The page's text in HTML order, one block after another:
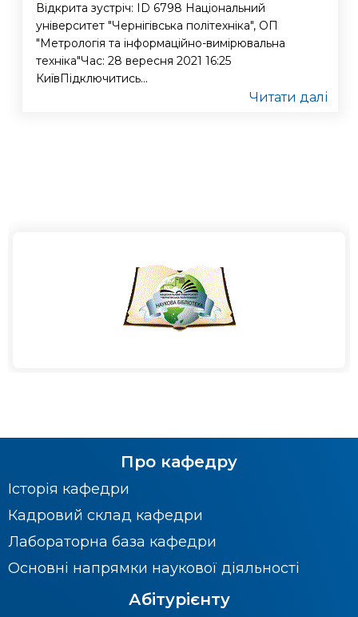
Відкрита зустріч: ID 6798 Національний
університет "Чернігівська політехніка", ОП
"Метрологія та інформаційно-вимірювальна
техніка"Час: 28 вересня 2021 16:25
КиївПідключитись...
Читати далі
Про кафедру
Історія кафедри
Кадровий склад кафедри
Лабораторна база кафедри
Основні напрямки наукової діяльності
Абітурієнту